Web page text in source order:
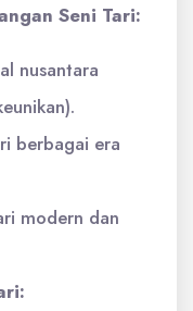
Seni Tari:
nusantara
berbagai era
modern dan